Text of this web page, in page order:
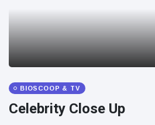
BIOSCOOP & TV
Celebrity Close Up